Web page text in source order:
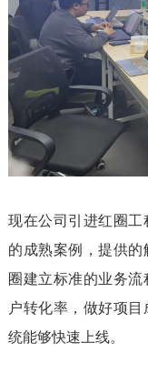
现在公司引进红圈
的成熟案例，提供
圈建立标准的业务
户转化率，做好项
统能够快速上线。